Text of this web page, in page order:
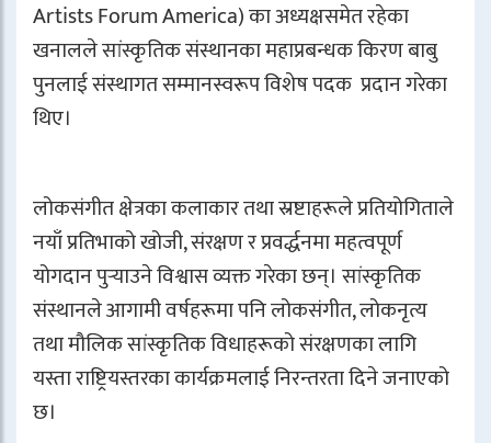
Artists Forum America) का अध्यक्षसमेत रहेका
खनालले सांस्कृतिक संस्थानका महाप्रबन्धक किरण बाबु
पुनलाई संस्थागत सम्मानस्वरूप विशेष पदक प्रदान गरेका
थिए।
लोकसंगीत क्षेत्रका कलाकार तथा स्रष्टाहरूले प्रतियोगिताले
नयाँ प्रतिभाको खोजी, संरक्षण र प्रवर्द्धनमा महत्वपूर्ण
योगदान पुर्‍याउने विश्वास व्यक्त गरेका छन्। सांस्कृतिक
संस्थानले आगामी वर्षहरूमा पनि लोकसंगीत, लोकनृत्य
तथा मौलिक सांस्कृतिक विधाहरूको संरक्षणका लागि
यस्ता राष्ट्रियस्तरका कार्यक्रमलाई निरन्तरता दिने जनाएको
छ।